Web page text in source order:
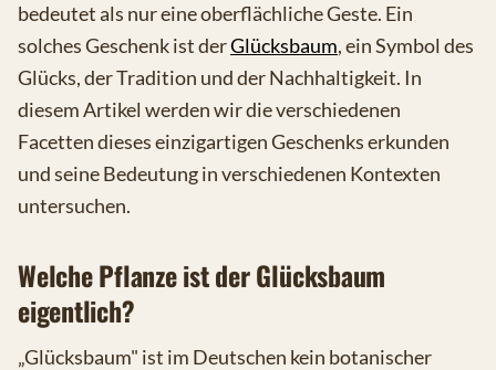
bedeutet als nur eine oberflächliche Geste. Ein
solches Geschenk ist derGlücksbaum, ein Symbol des
Glücks, der Tradition und der Nachhaltigkeit. In
diesem Artikel werden wir die verschiedenen
Facetten dieses einzigartigen Geschenks erkunden
und seine Bedeutung in verschiedenen Kontexten
untersuchen.
Welche Pflanze ist der Glücksbaum
eigentlich?
„Glücksbaum" ist im Deutschen kein botanischer